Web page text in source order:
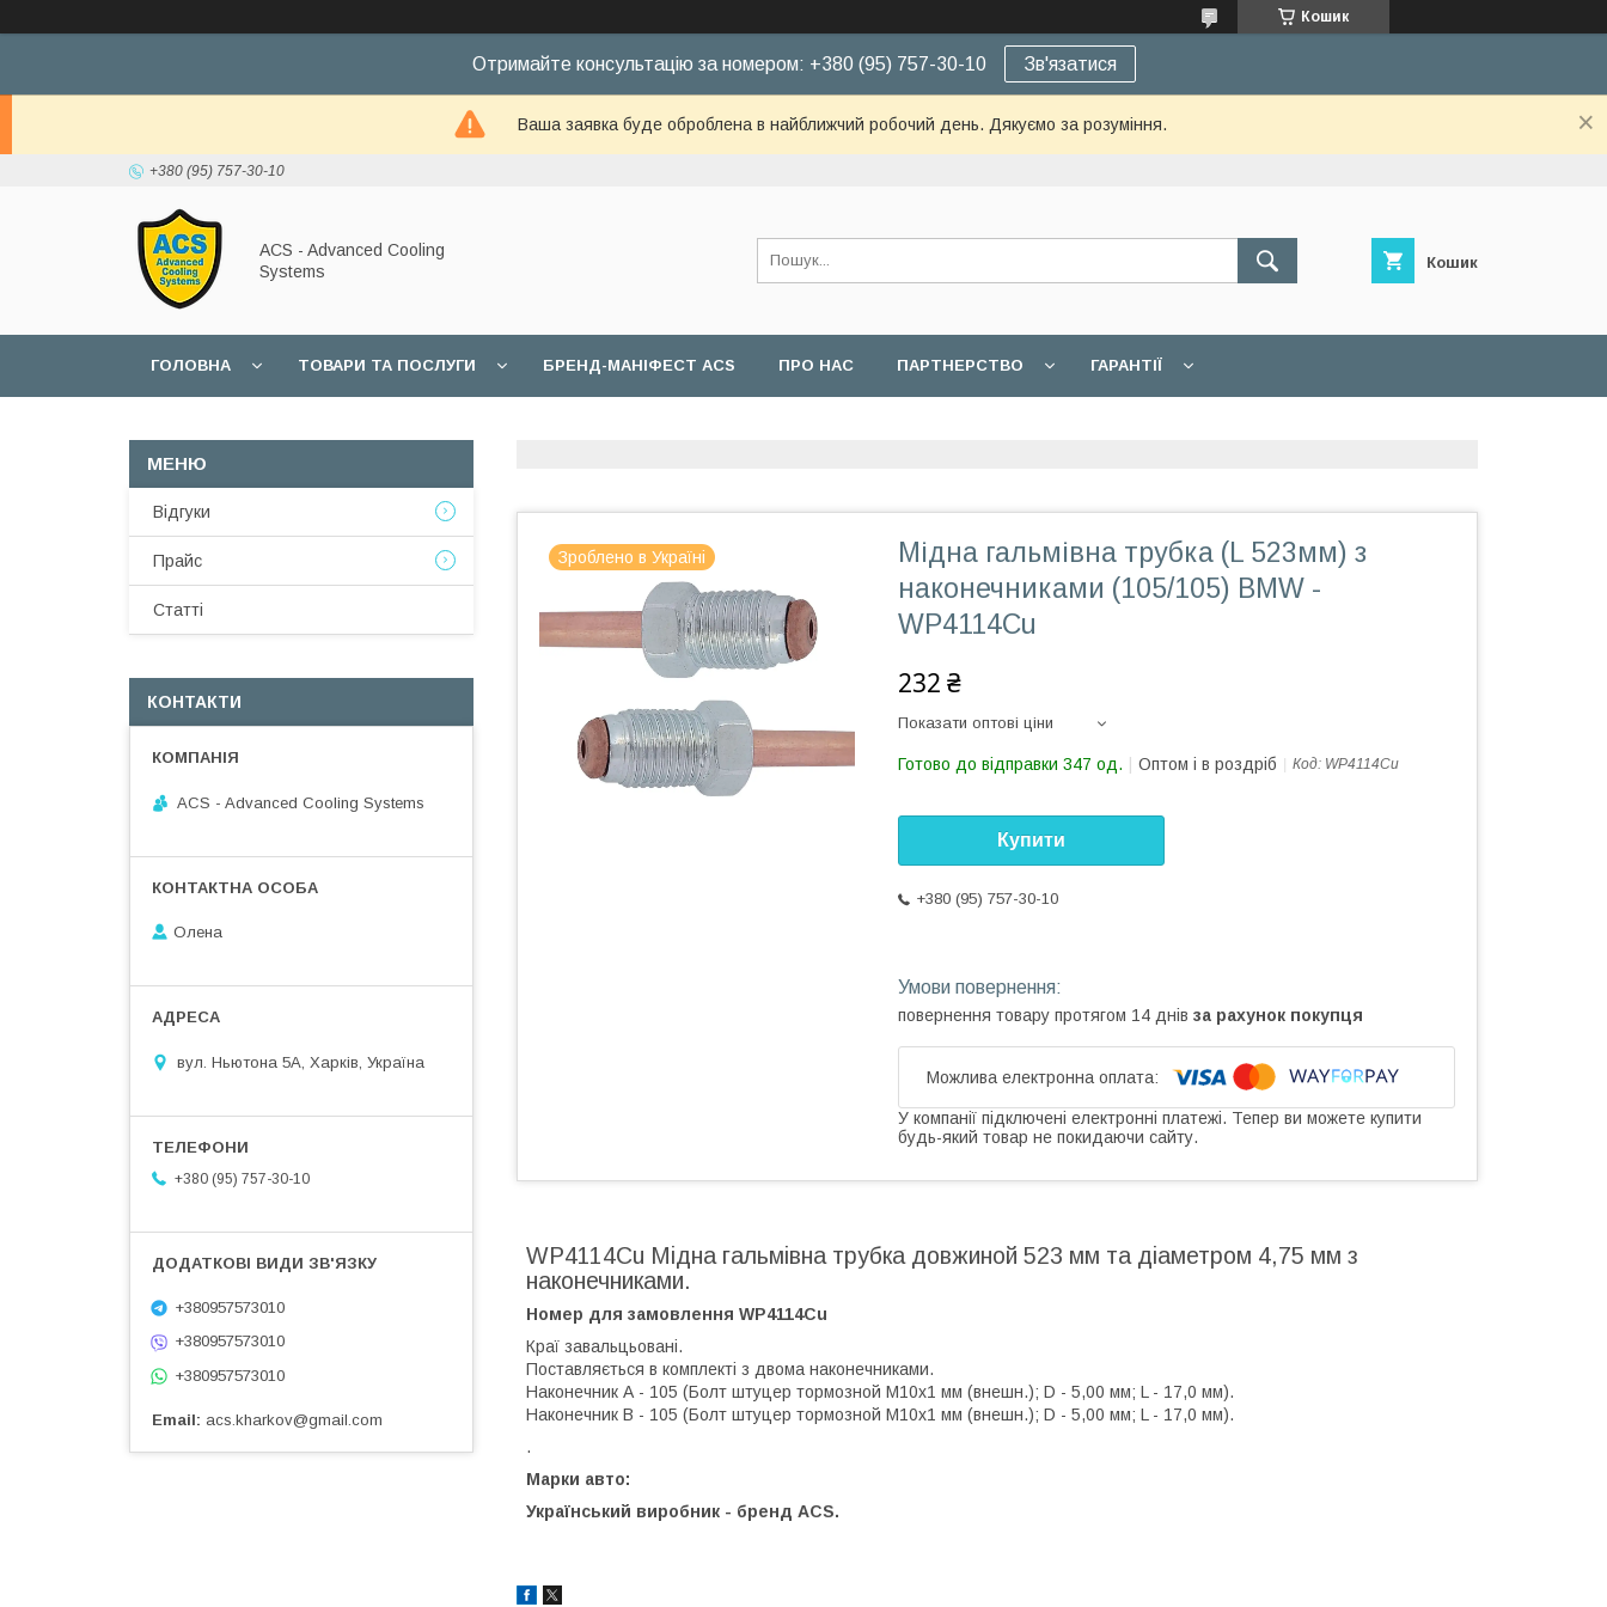
Кошик
Отримайте консультацію за номером: +380 (95) 757-30-10 Зв'язатися
Ваша заявка буде оброблена в найближчий робочий день. Дякуємо за розуміння.
+380 (95) 757-30-10
ACS - Advanced Cooling
Systems
Кошик
ГОЛОВНА ТОВАРИ ТА ПОСЛУГИ БРЕНД-МАНІФЕСТ ACS ПРО НАС ПАРТНЕРСТВО ГАРАНТІЇ
Зроблено в Україні
Мідна гальмівна трубка (L 523мм) з
наконечниками (105/105) BMW -
WP4114Cu
232 ₴
Показати оптові ціни
Готово до відправки 347 од. Оптом і в роздріб Код: WP4114Cu
Купити
+380 (95) 757-30-10
повернення товару протягом 14 днів за рахунок покупця
У компанії підключені електронні платежі. Тепер ви можете купити
будь-який товар не покидаючи сайту.
WP4114Cu Мідна гальмівна трубка довжиной 523 мм та діаметром 4,75 мм з
наконечниками.
Номер для замовлення WP4114Cu
Краї завальцьовані.
Поставляється в комплекті з двома наконечниками.
Наконечник А - 105 (Болт штуцер тормозной М10х1 мм (внешн.); D - 5,00 мм; L - 17,0 мм).
Наконечник В - 105 (Болт штуцер тормозной М10х1 мм (внешн.); D - 5,00 мм; L - 17,0 мм).
.
Марки авто:
Український виробник - бренд ACS.
Відгуки
Прайс
Статті
КОНТАКТИ
ACS - Advanced Cooling Systems
Олена
вул. Ньютона 5А, Харків, Україна
+380 (95) 757-30-10
+380957573010
+380957573010
+380957573010
Email acs.kharkov@gmail.com